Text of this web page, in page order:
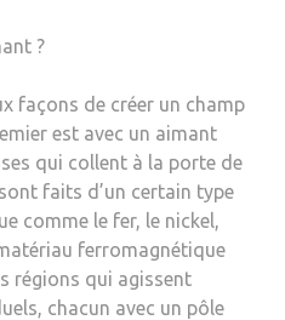
?
façons de créer un champ
est avec un aimant
qui collent à la porte de
faits d’un certain type
comme le fer, le nickel,
ferromagnétique
régions qui agissent
chacun avec un pôle